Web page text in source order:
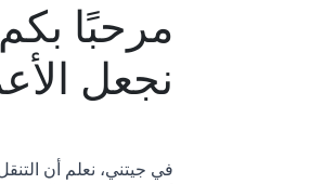
مرحبًا
نجعل
في جيتني، نعلم أن